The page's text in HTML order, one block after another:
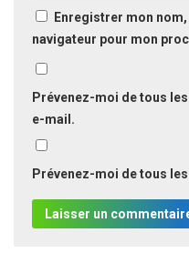
Enregistrer mon
navigateur pour mon
Prévenez-moi de tous
e-mail.
Prévenez-moi de tous